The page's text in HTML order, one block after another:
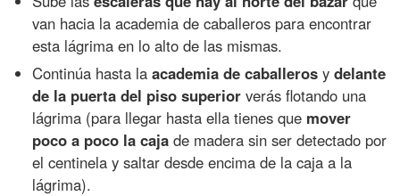
van hacia la academia de caballeros para encontrar
esta lágrima en lo alto de las mismas.
Continúa hasta laacademia de caballeros ydelante
de la puerta del piso superior verás flotando una
lágrima (para llegar hasta ella tienes que mover
poco a poco la caja de madera sin ser detectado por
el centinela y saltar desde encima de la caja a la
lágrima).